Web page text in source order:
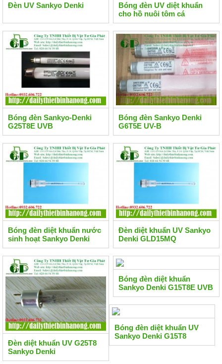
Đèn UV Sankyo Denki
Bóng đèn UV diệt khuẩn
cho hồ nuôi tôm cá
Bóng đèn Sankyo-Denki
G25T8E UVB
Bóng đèn Sankyo Denki
G6T5E UV-B
Bóng đèn diệt khuẩn nước
sinh hoạt Sankyo Denki
GLK8MQ
Đèn diệt khuẩn UV Sankyo
Denki GLD15MQ
Đèn diệt khuẩn UV G25T8
Sankyo Denki
Bóng đèn diệt khuẩn
Sankyo Denki G15T8E UVB
Bóng đèn diệt khuẩn UV
Sankyo Denki G15T8